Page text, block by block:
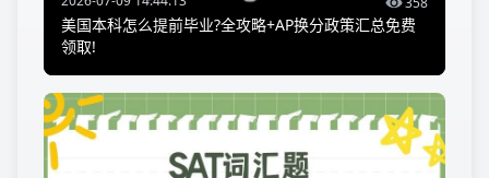
美国本科怎么提前毕业?全攻略+AP换分政策汇总免费
领取!